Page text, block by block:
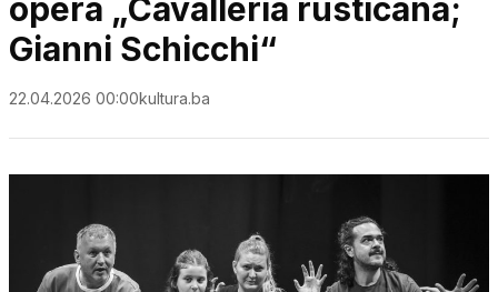
opera „Cavalleria rusticana;
Gianni Schicchi“
22.04.2026 00:00kultura.ba